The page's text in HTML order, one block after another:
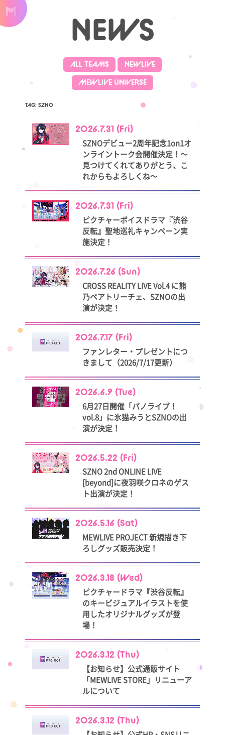
NEWS
ALL TEAMS
NEWLIVE
MEWLIVE UNIVERSE
TAG: SZNO
2026.7.31 (Fri)
SZNOデビュー2周年記念1on1オ
ンライントーク会開催決定！～
見つけてくれてありがとう、こ
れからもよろしくね～
2026.7.31 (Fri)
ピクチャーボイスドラマ『渋谷
反転』聖地巡礼キャンペーン実
施決定！
2026.7.26 (Sun)
CROSS REALITY LIVE Vol.4 に熊
乃ベアトリーチェ、SZNOの出
演が決定！
2026.7.17 (Fri)
ファンレター・プレゼントにつ
きまして（2026/7/17更新）
2026.6.9 (Tue)
6月27日開催「パノライブ！
vol.8」に氷猫みうとSZNOの出
演が決定！
2026.5.22 (Fri)
SZNO 2nd ONLINE LIVE
[beyond]に夜羽咲クロネのゲス
ト出演が決定！
2026.5.16 (Sat)
MEWLIVE PROJECT 新規描き下
ろしグッズ販売決定！
2026.3.18 (Wed)
ピクチャードラマ『渋谷反転』
のキービジュアルイラストを使
用したオリジナルグッズが登
場！
2026.3.12 (Thu)
【お知らせ】公式通販サイト
「MEWLIVE STORE」リニューア
ルについて
2026.3.12 (Thu)